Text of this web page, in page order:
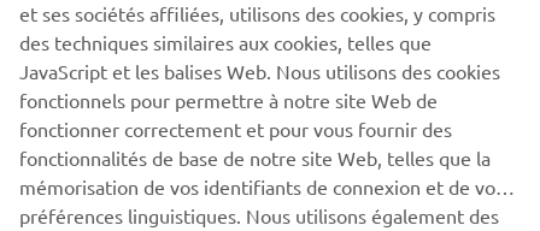
« En fait, j’ai pu essayer pratiquement tous les modèles
Yamaha en 2018. Après avoir soigneusement étudié les
options qui s’offraient à moi, j’ai finalement opté pour la
XSR900. Elle me convenait parfaitement. Ce qui m’a le
plus séduit, c’est le plaisir à l’état pur qu’elle procure. Mais
j’ai également apprécié le look Sport Heritage... »
En savoir plus
et ses sociétés affiliées, utilisons des cookies, y compris
des techniques similaires aux cookies, telles que
JavaScript et les balises Web. Nous utilisons des cookies
fonctionnels pour permettre à notre site Web de
fonctionner correctement et pour vous fournir des
fonctionnalités de base de notre site Web, telles que la
mémorisation de vos identifiants de connexion et de vos
préférences linguistiques. Nous utilisons également des